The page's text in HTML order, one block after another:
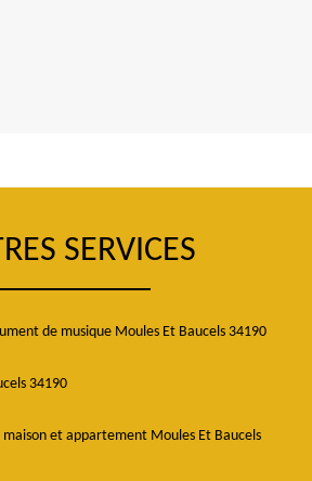
SERVICES
de musique Moules Et Baucels 34190
34190
et appartement Moules Et Baucels